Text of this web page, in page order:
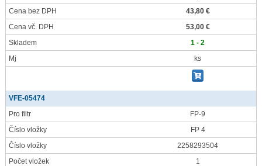
Cena bez DPH
43,80 €
Cena vč. DPH
53,00 €
Skladem
1 - 2
Mj
ks
VFE-05474
Pro filtr
FP-9
Číslo vložky
FP 4
Číslo vložky
2258293504
Počet vložek
1